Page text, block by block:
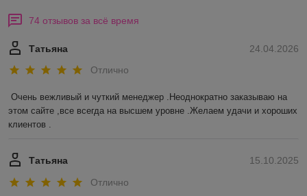
74 отзывов за всё время
24.04.2026
Татьяна
Отлично
Очень вежливый и чуткий менеджер .Неоднократно заказываю на
этом сайте ,все всегда на высшем уровне .Желаем удачи и хороших
клиентов .
15.10.2025
Татьяна
Отлично